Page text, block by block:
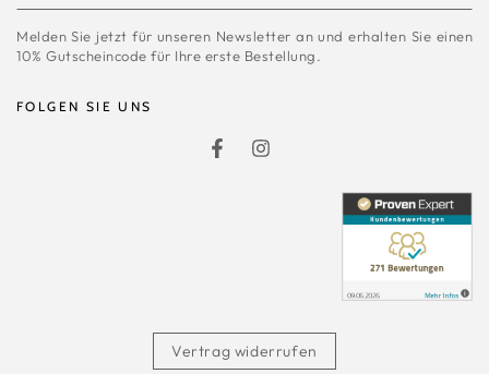
Mail
hier
Melden Sie jetzt für unseren Newsletter an und erhalten Sie einen
10% Gutscheincode für Ihre erste Bestellung.
FOLGEN SIE UNS
FacebookInstagram
Vertrag widerrufen